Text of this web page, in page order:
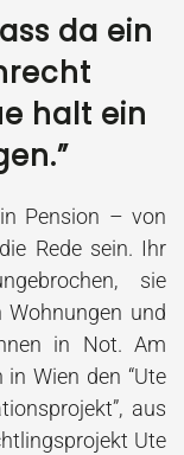
da ein
halt ein
Pension – von
Rede sein. Ihr
sie
und
in Not. Am
Wien den “Ute
aus
Ute